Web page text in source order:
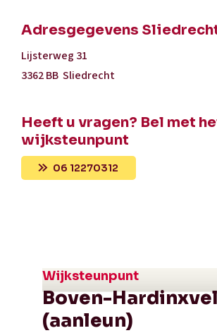
Adresgegevens
Lijsterweg 31
3362 BB Sliedrecht
Heeft u vragen? Bel met
wijksteunpunt
06 12270312
Wijksteunpunt
Boven-
(aanleun)